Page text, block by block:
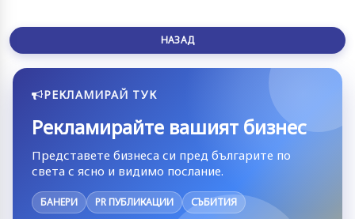
НАЗАД
РЕКЛАМИРАЙ ТУК
Рекламирайте вашият бизнес
Представете бизнеса си пред българите по
света с ясно и видимо послание.
БАНЕРИ PR ПУБЛИКАЦИИ СЪБИТИЯ